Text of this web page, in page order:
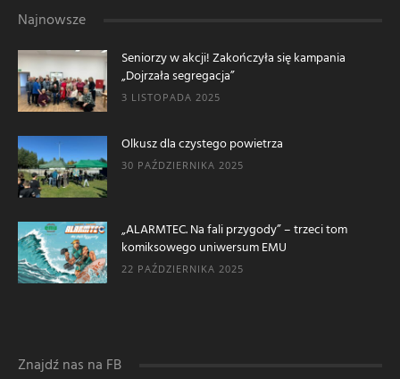
Najnowsze
Seniorzy w akcji! Zakończyła się kampania
„Dojrzała segregacja”
3 LISTOPADA 2025
Olkusz dla czystego powietrza
30 PAŹDZIERNIKA 2025
„ALARMTEC. Na fali przygody” – trzeci tom
komiksowego uniwersum EMU
22 PAŹDZIERNIKA 2025
Znajdź nas na FB